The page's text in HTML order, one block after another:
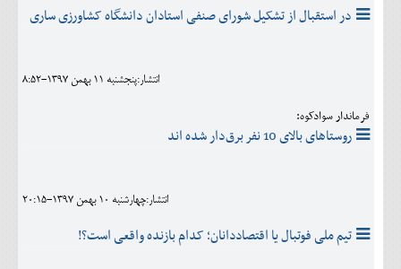
در استقبال از تشکیل شورای صنفی استادان دانشگاه کشاورزی ساری
انتشار:پنجشنبه 11 بهمن 1397-8:52
فرماندار سوادکوه:
روستاهای بالای 10 نفر برق‌دار شده اند
انتشار:چهارشنبه 10 بهمن 1397-20:15
تیم ملی فوتبال یا اقتصاددانان؛ کدام بازنده واقعی است؟!